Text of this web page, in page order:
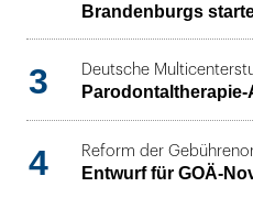
Brandenburgs
3 Deutsche
4 Reform der
Entwurf für GOÄ-